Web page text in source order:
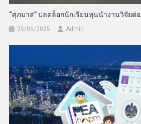
“ศุภมาส” ปลดล็อกนักเรียนทุนนำงานวิจัยต่
25/05/2025 Admin